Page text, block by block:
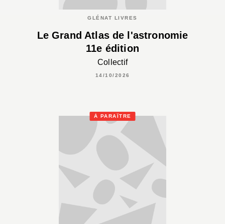
GLÉNAT LIVRES
Le Grand Atlas de l'astronomie
11e édition
Collectif
14/10/2026
À PARAÎTRE